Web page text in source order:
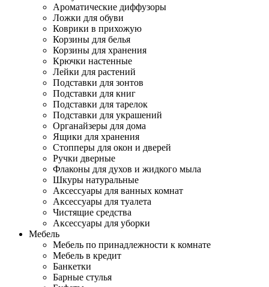
Ароматические диффузоры
Ложки для обуви
Коврики в прихожую
Корзины для белья
Корзины для хранения
Крючки настенные
Лейки для растений
Подставки для зонтов
Подставки для книг
Подставки для тарелок
Подставки для украшений
Органайзеры для дома
Ящики для хранения
Стопперы для окон и дверей
Ручки дверные
Флаконы для духов и жидкого мыла
Шкуры натуральные
Аксессуары для ванных комнат
Аксессуары для туалета
Чистящие средства
Аксессуары для уборки
Мебель
Мебель по принадлежности к комнате
Мебель в кредит
Банкетки
Барные стулья